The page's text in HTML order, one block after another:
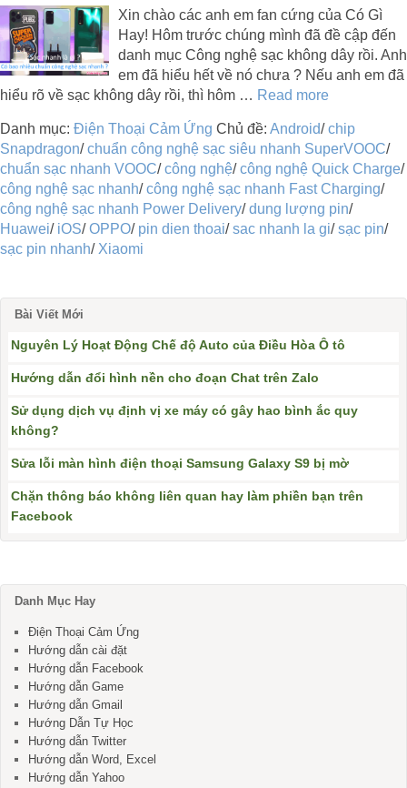
Xin chào các anh em fan cứng của Có Gì
Hay! Hôm trước chúng mình đã đề cập đến
danh mục Công nghệ sạc không dây rồi. Anh
em đã hiểu hết về nó chưa ? Nếu anh em đã
hiểu rõ về sạc không dây rồi, thì hôm … Read more
Danh mục: Điện Thoại Cảm Ứng Chủ đề: Android/chip
Snapdragon/chuẩn công nghệ sạc siêu nhanh SuperVOOC/
chuẩn sạc nhanh VOOC/công nghệ/công nghệ Quick Charge/
công nghệ sạc nhanh/công nghệ sạc nhanh Fast Charging/
công nghệ sạc nhanh Power Delivery/dung lượng pin/
Huawei/ iOS/OPPO/ pin dien thoai/sac nhanh la gi/sạc pin/
sạc pin nhanh/ Xiaomi
Bài Viết Mới
Nguyên Lý Hoạt Động Chế độ Auto của Điều Hòa Ô tô
Hướng dẫn đổi hình nền cho đoạn Chat trên Zalo
Sử dụng dịch vụ định vị xe máy có gây hao bình ắc quy
không?
Sửa lỗi màn hình điện thoại Samsung Galaxy S9 bị mờ
Chặn thông báo không liên quan hay làm phiền bạn trên
Facebook
Danh Mục Hay
Điện Thoại Cảm Ứng
Hướng dẫn cài đặt
Hướng dẫn Facebook
Hướng dẫn Game
Hướng dẫn Gmail
Hướng Dẫn Tự Học
Hướng dẫn Twitter
Hướng dẫn Word, Excel
Hướng dẫn Yahoo